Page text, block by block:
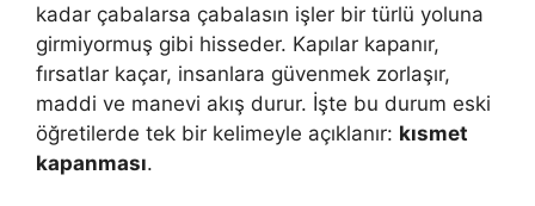
kadar çabalarsa çabalasın işler bir türlü yoluna
girmiyormuş gibi hisseder. Kapılar kapanır,
fırsatlar kaçar, insanlara güvenmek zorlaşır,
maddi ve manevi akış durur. İşte bu durum eski
öğretilerde tek bir kelimeyle açıklanır: kısmet
kapanması.